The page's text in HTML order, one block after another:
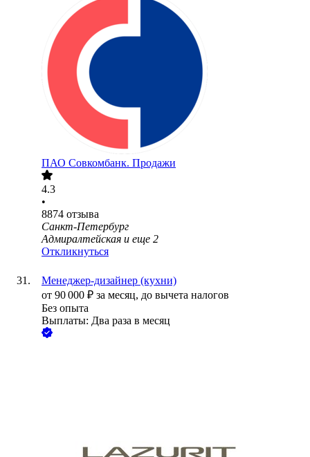
ПАО Совкомбанк. Продажи
4.3
•
8874 отзыва
Санкт-Петербург
Адмиралтейская и еще 2
Откликнуться
Менеджер-дизайнер (кухни)
от 90 000 ₽ за месяц, до вычета налогов
Без опыта
Выплаты: Два раза в месяц